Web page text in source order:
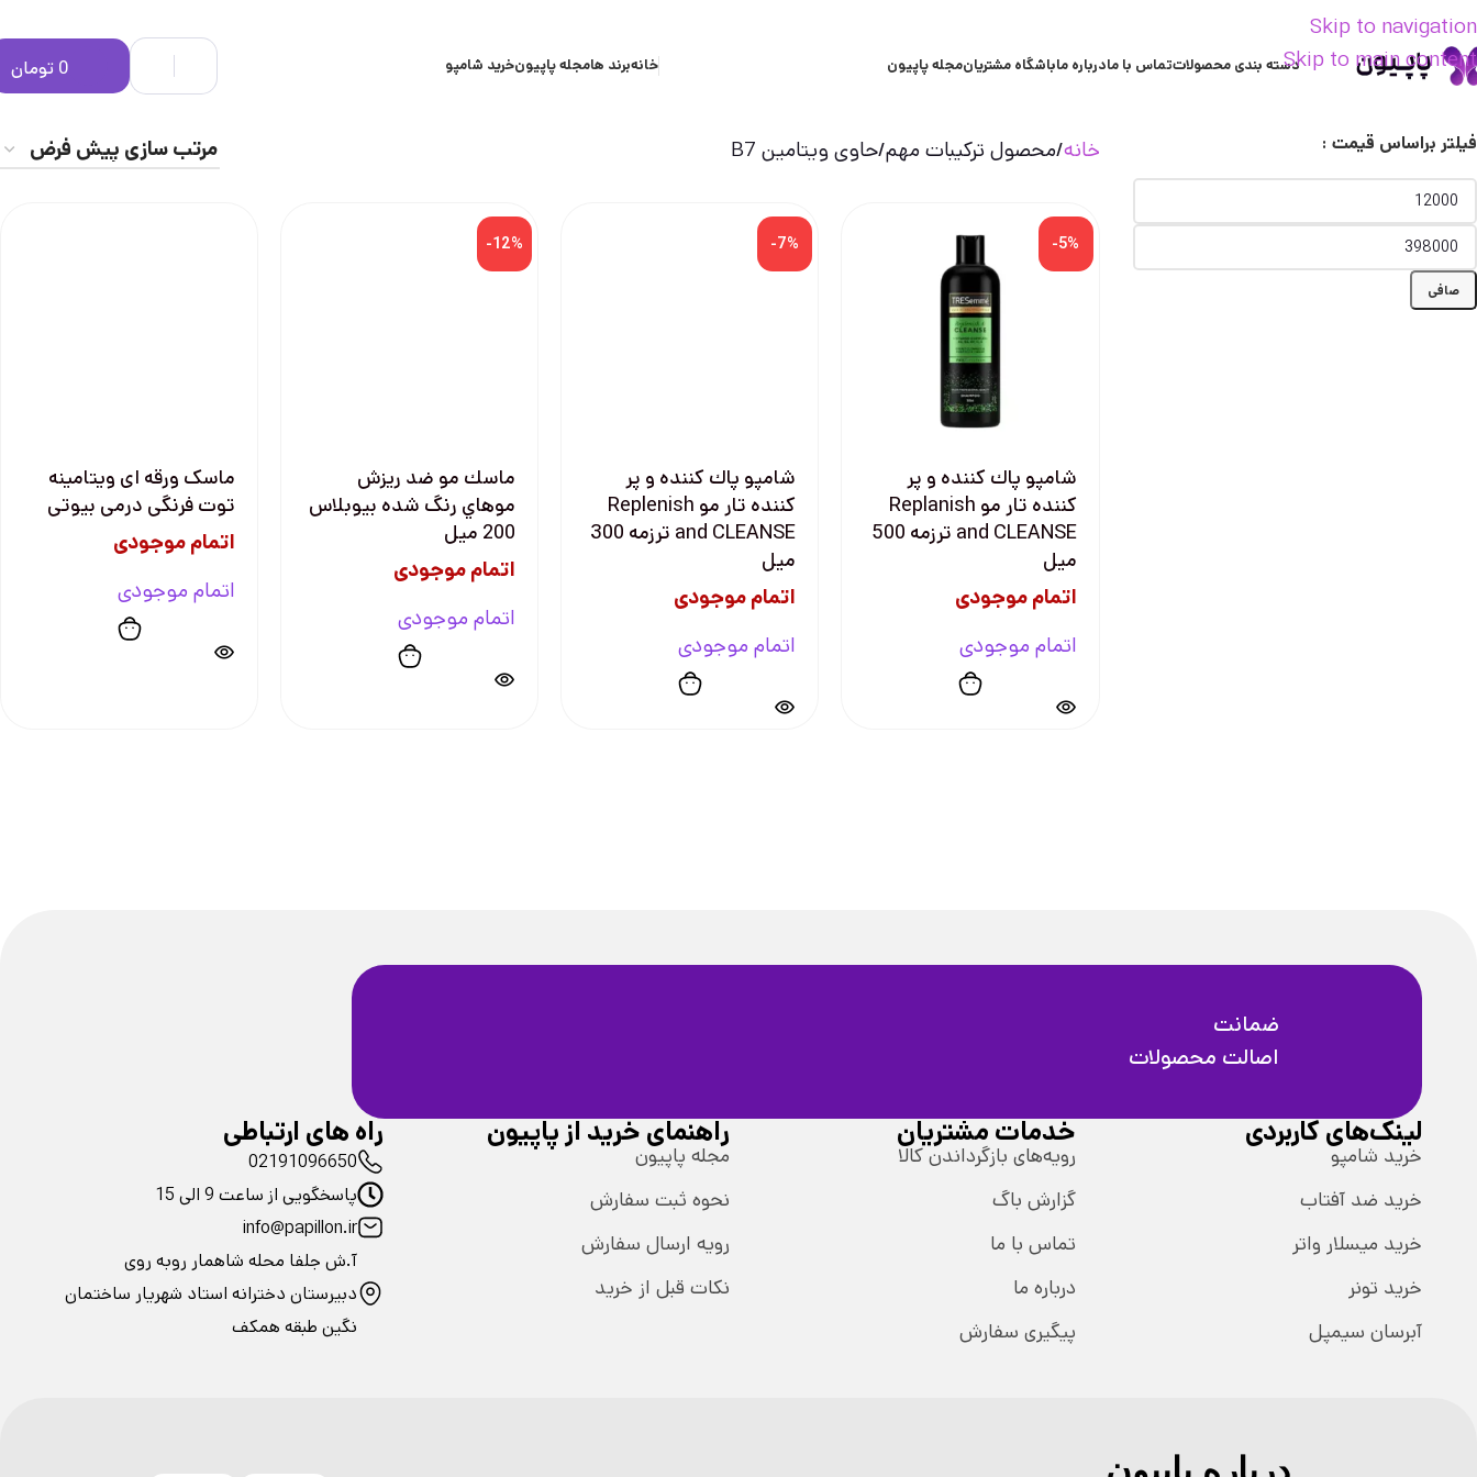
Skip to navigation
Skip to main contentدسته بندی محصولاتتماس با مادرباره ماباشگاه مشتریانمجله پاپیون خانهبرند هامجله پاپیونخرید شامپو 0 تومان
فیلتر براساس قیمت :
صافی
خانه محصول ترکیبات مهم حاوی ویتامین B7
-5%
شامپو پاك كننده و پر
كننده تار مو Replanish
and CLEANSE ترزمه 500
ميل
اتمام موجودی
اتمام موجودی
-7%
شامپو پاك كننده و پر
كننده تار مو Replenish
and CLEANSE ترزمه 300
ميل
اتمام موجودی
اتمام موجودی
-12%
ماسك مو ضد ريزش
موهاي رنگ شده بيوبلاس
200 ميل
اتمام موجودی
اتمام موجودی
ماسک ورقه ای ویتامینه
توت فرنگی درمی بیوتی
اتمام موجودی
اتمام موجودی
ضمانت
اصالت محصولات
لینک‌های کاربردی
خرید شامپو
خرید ضد آفتاب
خرید میسلار واتر
خرید تونر
آبرسان سیمپل
خدمات مشتریان
رویه‌های بازگرداندن کالا
گزارش باگ
تماس با ما
درباره ما
پیگیری سفارش
راهنمای خرید از پاپیون
مجله پاپیون
نحوه ثبت سفارش
رویه ارسال سفارش
نکات قبل از خرید
راه های ارتباطی
02191096650
پاسخگویی از ساعت 9 الی 15
info@papillon.ir
آ.ش جلفا محله شاهمار روبه روی
دبیرستان دخترانه استاد شهریار ساختمان
نگین طبقه همکف